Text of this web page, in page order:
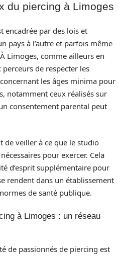
du piercing à Limoges
encadrée par des lois et
pays à l’autre et parfois même
Limoges, comme ailleurs en
de respecter les
les âges minima pour
notamment ceux réalisés sur
consentement parental peut
veiller à ce que le studio
pour exercer. Cela
d’esprit supplémentaire pour
rendent dans un établissement
de santé publique.
à Limoges : un réseau
de passionnés de piercing est